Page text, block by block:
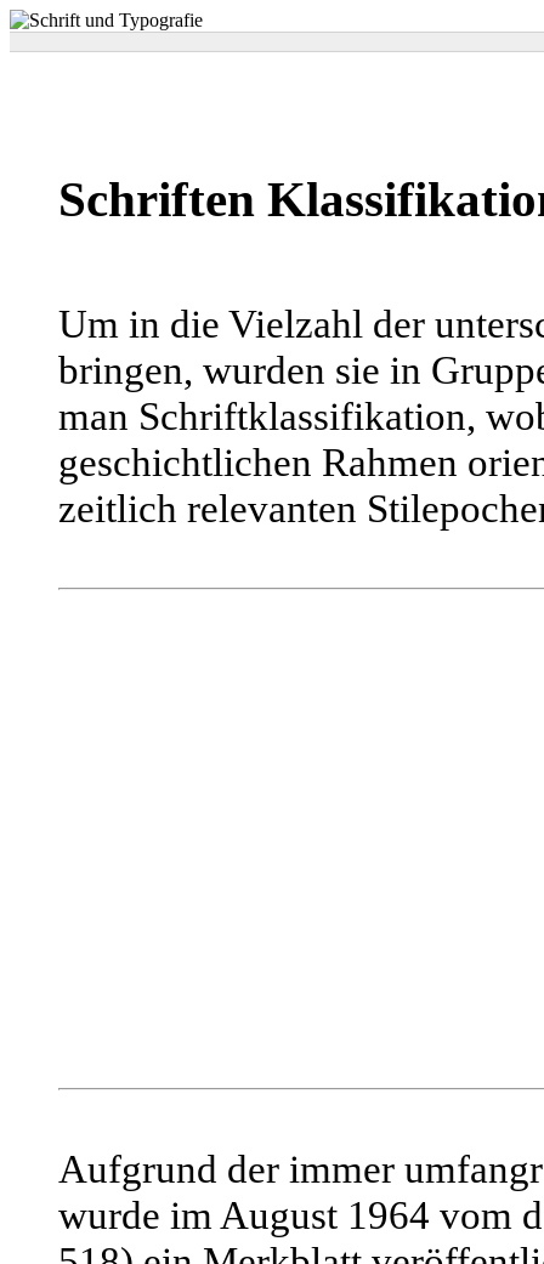
Schriften
Um in die Vielzahl der
bringen, wurden sie in
man Schriftklassifikation,
geschichtlichen Rahmen
zeitlich relevanten
Aufgrund der immer
wurde im August 1964 vom